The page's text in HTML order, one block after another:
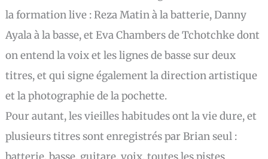
la formation live : Reza Matin à la batterie, Danny
Ayala à la basse, et Eva Chambers de Tchotchke dont
on entend la voix et les lignes de basse sur deux
titres, et qui signe également la direction artistique
et la photographie de la pochette.
Pour autant, les vieilles habitudes ont la vie dure, et
plusieurs titres sont enregistrés par Brian seul :